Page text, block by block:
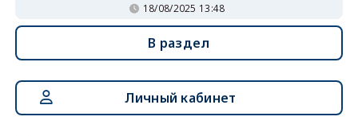
18/08/2025 13:48
В раздел
Личный кабинет